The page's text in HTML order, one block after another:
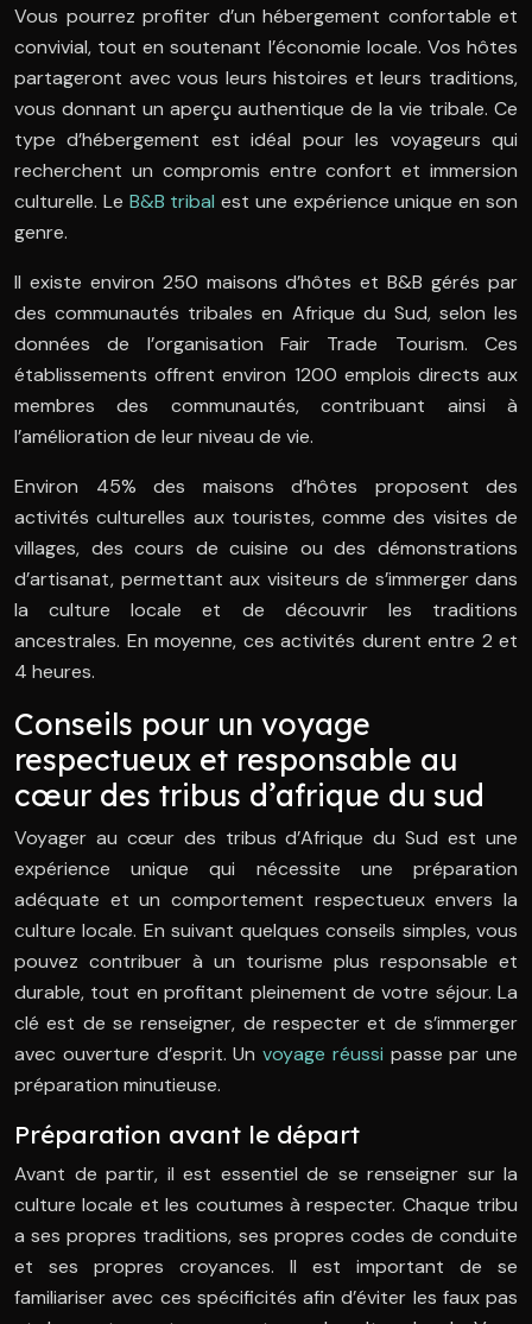
Vous pourrez profiter d’un hébergement confortable et
convivial, tout en soutenant l’économie locale. Vos hôtes
partageront avec vous leurs histoires et leurs traditions,
vous donnant un aperçu authentique de la vie tribale. Ce
type d’hébergement est idéal pour les voyageurs qui
recherchent un compromis entre confort et immersion
culturelle. Le B&B tribalest une expérience unique en son
genre.
Il existe environ 250 maisons d’hôtes et B&B gérés par
des communautés tribales en Afrique du Sud, selon les
données de l’organisation Fair Trade Tourism. Ces
établissements offrent environ 1200 emplois directs aux
membres des communautés, contribuant ainsi à
l’amélioration de leur niveau de vie.
Environ 45% des maisons d’hôtes proposent des
activités culturelles aux touristes, comme des visites de
villages, des cours de cuisine ou des démonstrations
d’artisanat, permettant aux visiteurs de s’immerger dans
la culture locale et de découvrir les traditions
ancestrales. En moyenne, ces activités durent entre 2 et
4 heures.
Conseils pour un voyage
respectueux et responsable au
cœur des tribus d’afrique du sud
Voyager au cœur des tribus d’Afrique du Sud est une
expérience unique qui nécessite une préparation
adéquate et un comportement respectueux envers la
culture locale. En suivant quelques conseils simples, vous
pouvez contribuer à un tourisme plus responsable et
durable, tout en profitant pleinement de votre séjour. La
clé est de se renseigner, de respecter et de s’immerger
avec ouverture d’esprit. Un voyage réussi passe par une
préparation minutieuse.
Préparation avant le départ
Avant de partir, il est essentiel de se renseigner sur la
culture locale et les coutumes à respecter. Chaque tribu
a ses propres traditions, ses propres codes de conduite
et ses propres croyances. Il est important de se
familiariser avec ces spécificités afin d’éviter les faux pas